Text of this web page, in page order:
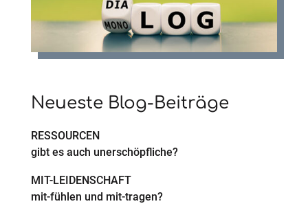
Neueste Blog-Beiträge
gibt es auch unerschöpfliche?
RESSOURCEN
mit-fühlen und mit-tragen?
MIT-LEIDENSCHAFT